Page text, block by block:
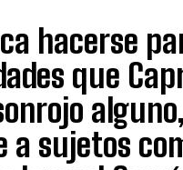
hacerse
que
a sujetos